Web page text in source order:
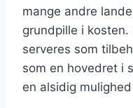
mange andre
grundpille i
serveres som
som en hovedret i
en alsidig